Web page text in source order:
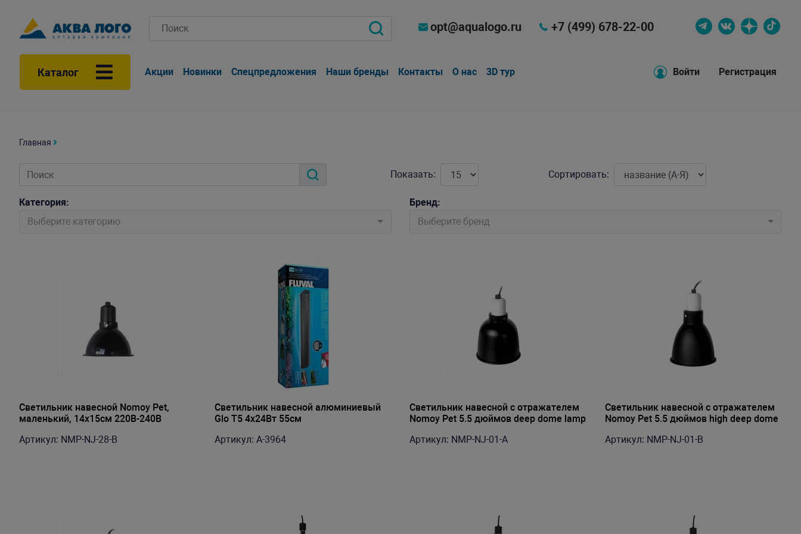
opt@aqualogo.ru +7 (499) 678-22-00
Каталог Акции Новинки Спецпредложения Наши бренды Контакты О нас 3D тур Войти Регистрация
Главная
Показать: Сортировать:
Категория:
Выберите категорию
Бренд:
Выберите бренд
Светильник навесной Nomoy Pet,
маленький, 14х15см 220В-240В
Артикул: NMP-NJ-28-B
Светильник навесной алюминиевый
Glo T5 4x24Вт 55см
Артикул: A-3964
Светильник навесной с отражателем
Nomoy Pet 5.5 дюймов deep dome lamp
Артикул: NMP-NJ-01-A
Светильник навесной с отражателем
Nomoy Pet 5.5 дюймов high deep dome
Артикул: NMP-NJ-01-B